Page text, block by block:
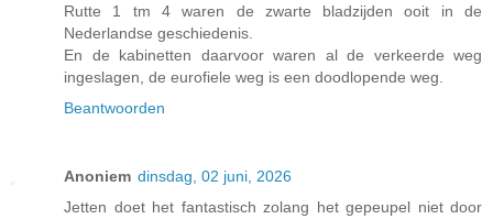
Rutte 1 tm 4 waren de zwarte bladzijden ooit in de
Nederlandse geschiedenis.
En de kabinetten daarvoor waren al de verkeerde weg
ingeslagen, de eurofiele weg is een doodlopende weg.
Beantwoorden
Anoniem dinsdag, 02 juni, 2026
Jetten doet het fantastisch zolang het gepeupel niet door